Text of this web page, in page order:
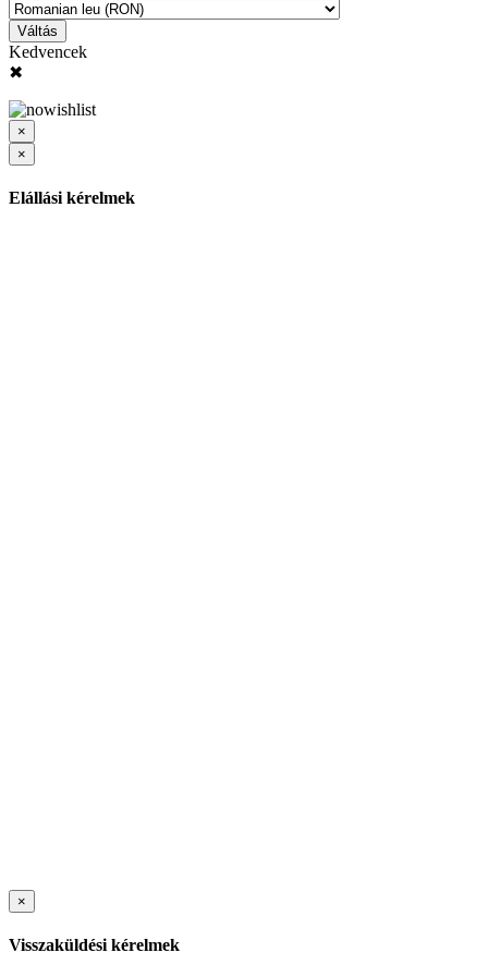
Váltás
Kedvencek
✖
×
×
Elállási kérelmek
×
Visszaküldési kérelmek